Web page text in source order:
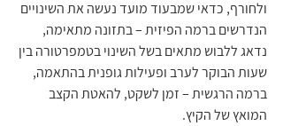
ולחורף, כדאי שמבעוד מועד נעשה את השינויים
הנדרשים ברמה הפיזית – בתזונה מתאימה,
נדאג ללבוש מתאים בשל השינוי בטמפרטורה בין
שעות הבוקר לערב ופעילות גופנית בהתאמה,
ברמה הרגשית – זמן לשקט, להאטת הקצב
המואץ של הקיץ.